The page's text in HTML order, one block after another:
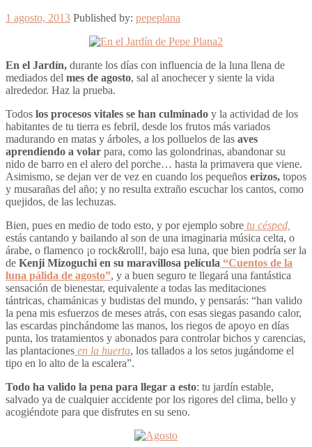
1 agosto, 2013 Published by: pepeplana
En el Jardín, durante los días con influencia de la luna llena de
mediados del mes de agosto, sal al anochecer y siente la vida
alrededor. Haz la prueba.
Todos los procesos vitales se han culminado y la actividad de los
habitantes de tu tierra es febril, desde los frutos más variados
madurando en matas y árboles, a los polluelos de las aves
aprendiendo a volar para, como las golondrinas, abandonar su
nido de barro en el alero del porche… hasta la primavera que viene.
Asimismo, se dejan ver de vez en cuando los pequeños erizos, topos
y musarañas del año; y no resulta extraño escuchar los cantos, como
quejidos, de las lechuzas.
Bien, pues en medio de todo esto, y por ejemplo sobre tu césped,
estás cantando y bailando al son de una imaginaria música celta, o
árabe, o flamenco ¡o rock&roll!, bajo esa luna, que bien podría ser la
de Kenji Mizoguchi en su maravillosa película “Cuentos de la
luna pálida de agosto”, y a buen seguro te llegará una fantástica
sensación de bienestar, equivalente a todas las meditaciones
tántricas, chamánicas y budistas del mundo, y pensarás: “han valido
la pena mis esfuerzos de meses atrás, con esas siegas pasando calor,
las escardas pinchándome las manos, los riegos de apoyo en días
punta, los tratamientos y abonados para controlar bichos y carencias,
las plantaciones en la huerta, los tallados a los setos jugándome el
tipo en lo alto de la escalera”.
Todo ha valido la pena para llegar a esto: tu jardín estable,
salvado ya de cualquier accidente por los rigores del clima, bello y
acogiéndote para que disfrutes en su seno.